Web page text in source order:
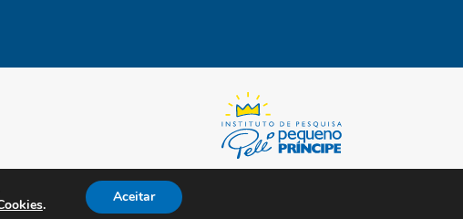
All rights reserved.
. Aceitar